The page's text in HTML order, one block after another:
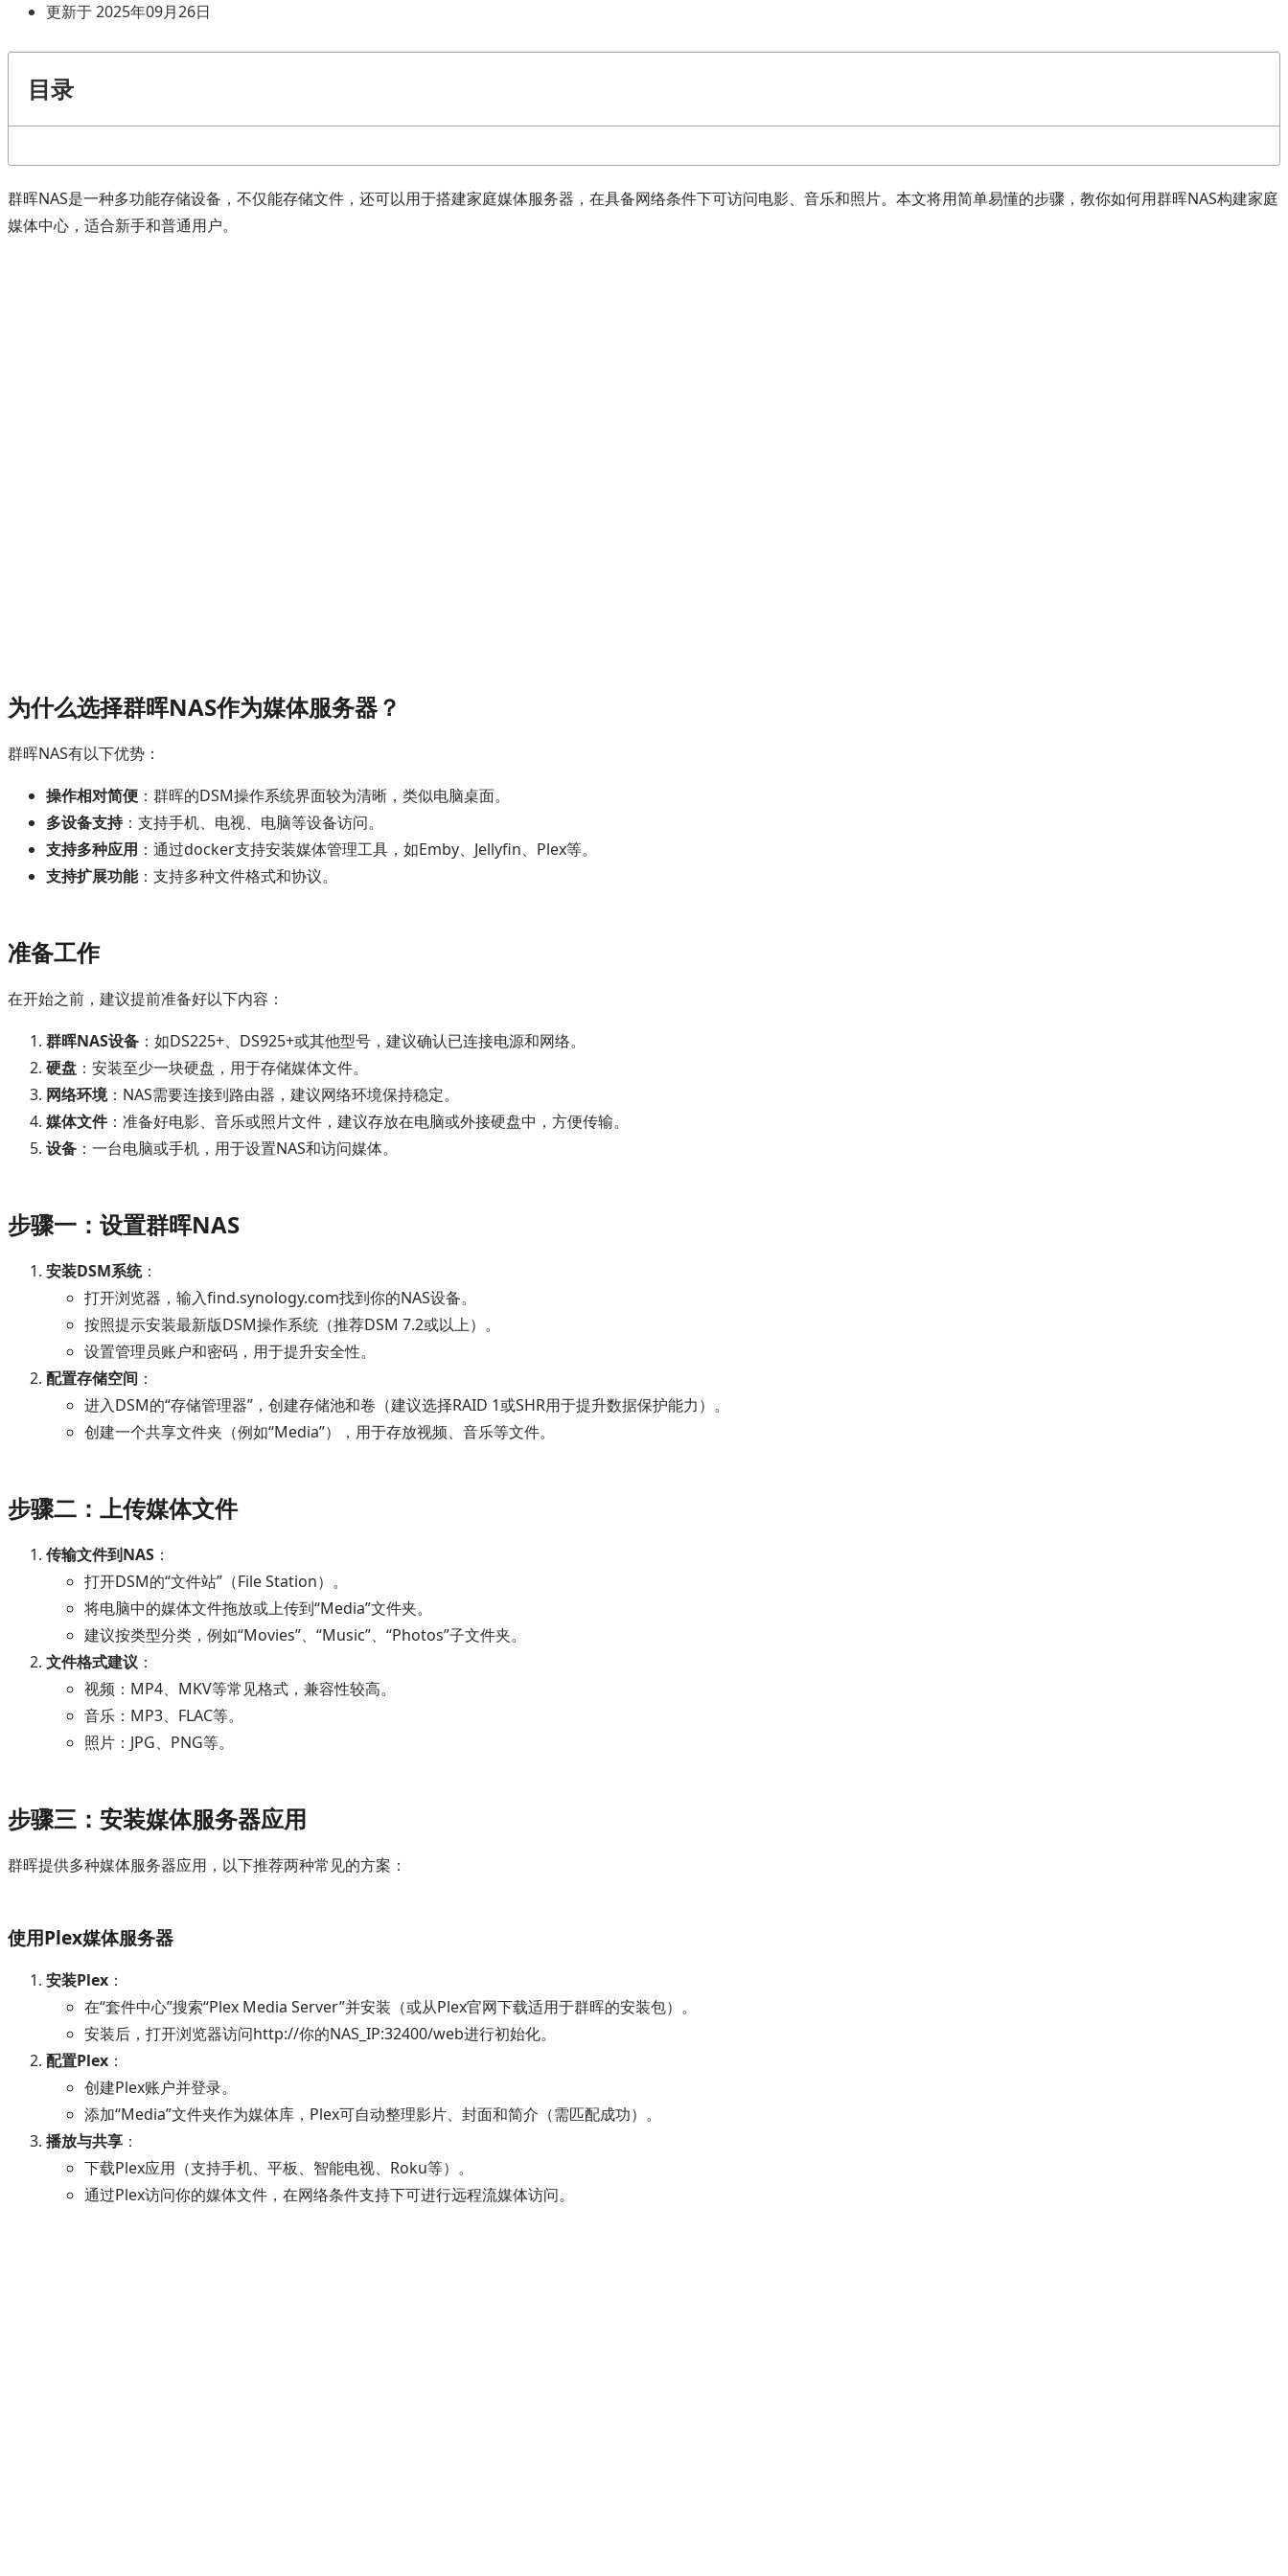
更新于 2025年09月26日
目录
群晖NAS是一种多功能存储设备，不仅能存储文件，还可以用于搭建家庭媒体服务器，在具备网络条件下可访问电影、音乐和照片。本文将用简单易懂的步骤，教你如何用群晖NAS构建家庭
媒体中心，适合新手和普通用户。
为什么选择群晖NAS作为媒体服务器？
群晖NAS有以下优势：
操作相对简便 ：群晖的DSM操作系统界面较为清晰，类似电脑桌面。
多设备支持：支持手机、电视、电脑等设备访问。
支持多种应用 ：通过docker支持安装媒体管理工具，如Emby、Jellyfin、Plex等。
支持扩展功能：支持多种文件格式和协议。
准备工作
在开始之前，建议提前准备好以下内容：
群晖NAS设备 ：如DS225+、DS925+或其他型号，建议确认已连接电源和网络。
硬盘 ：安装至少一块硬盘，用于存储媒体文件。
网络环境：NAS需要连接到路由器，建议网络环境保持稳定。
媒体文件：准备好电影、音乐或照片文件，建议存放在电脑或外接硬盘中，方便传输。
设备 ：一台电脑或手机，用于设置NAS和访问媒体。
步骤一：设置群晖NAS
安装DSM系统：
打开浏览器，输入find.synology.com找到你的NAS设备。
按照提示安装最新版DSM操作系统（推荐DSM 7.2或以上）。
设置管理员账户和密码，用于提升安全性。
配置存储空间 ：
进入DSM的“存储管理器”，创建存储池和卷（建议选择RAID 1或SHR用于提升数据保护能力）。
创建一个共享文件夹（例如“Media”），用于存放视频、音乐等文件。
步骤二：上传媒体文件
传输文件到NAS ：
打开DSM的“文件站”（File Station）。
将电脑中的媒体文件拖放或上传到“Media”文件夹。
建议按类型分类，例如“Movies”、“Music”、“Photos”子文件夹。
文件格式建议 ：
视频：MP4、MKV等常见格式，兼容性较高。
音乐：MP3、FLAC等。
照片：JPG、PNG等。
步骤三：安装媒体服务器应用
群晖提供多种媒体服务器应用，以下推荐两种常见的方案：
使用Plex媒体服务器
安装Plex ：
在“套件中心”搜索“Plex Media Server”并安装（或从Plex官网下载适用于群晖的安装包）。
安装后，打开浏览器访问http://你的NAS_IP:32400/web进行初始化。
配置Plex ：
创建Plex账户并登录。
添加“Media”文件夹作为媒体库，Plex可自动整理影片、封面和简介（需匹配成功）。
播放与共享 ：
下载Plex应用（支持手机、平板、智能电视、Roku等）。
通过Plex访问你的媒体文件，在网络条件支持下可进行远程流媒体访问。